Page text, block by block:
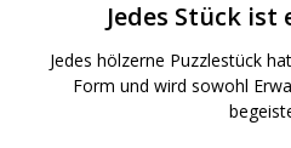
Jedes Stück
Jedes hölzerne Puzzlestück
Form und wird sowohl